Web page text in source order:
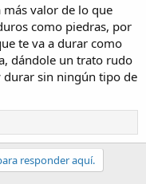
más valor de lo que
como piedras, por
te va a durar como
dándole un trato rudo
durar sin ningún tipo de
responder aquí.